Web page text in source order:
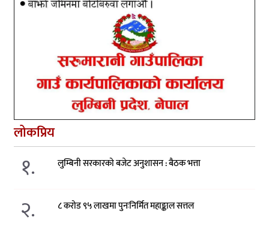
लोकप्रिय
१. लुम्बिनी सरकारको बजेट अनुशासन : बैठक भत्ता
२. ८ करोड ९५ लाखमा पुनःनिर्मित महाङ्काल सत्तल